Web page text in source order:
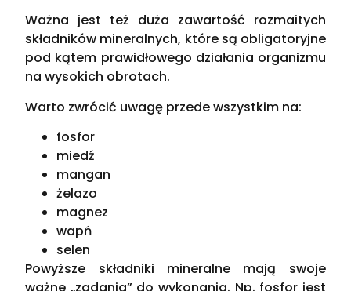
Ważna jest też duża zawartość rozmaitych
składników mineralnych, które są obligatoryjne
pod kątem prawidłowego działania organizmu
na wysokich obrotach.
Warto zwrócić uwagę przede wszystkim na:
fosfor
miedź
mangan
żelazo
magnez
wapń
selen
Powyższe składniki mineralne mają swoje